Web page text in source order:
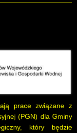
prace związane z
(PGN) dla Gminy
który będzie